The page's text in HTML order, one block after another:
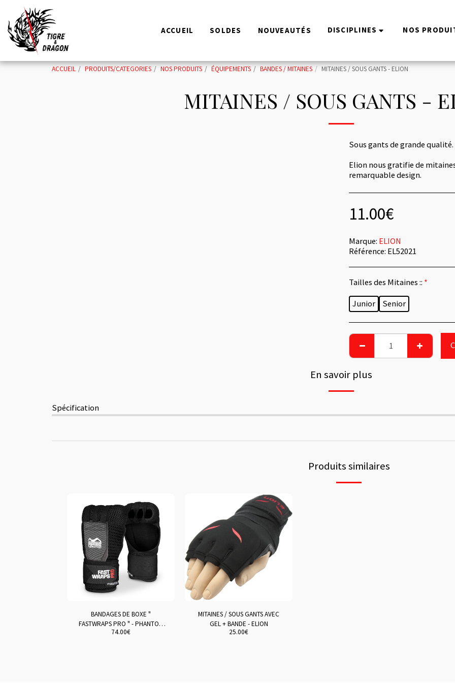
ACCUEIL SOLDES NOUVEAUTÉS DISCIPLINES NOS
ACCUEIL PRODUITS/CATEGORIES NOS PRODUITS ÉQUIPEMENTS BANDES / MITAINES MITAINES / SOUS GANTS - ELION
MITAINES / SOUS GANTS -
Sous gants de grande qualité.
Elion nous gratifie de
remarquable design.
11.00€
Marque: ELION
Référence: EL52021
Tailles des Mitaines :: *
Junior
Senior
En savoir plus
Spécification
Produits similaires
BANDAGES DE BOXE "
FASTWRAPS PRO " - PHANTOM
ATHLETICS
74.00€
MITAINES / SOUS GANTS AVEC
GEL + BANDE - ELION
25.00€